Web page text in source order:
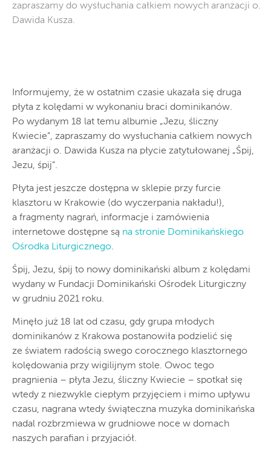
zapraszamy do wysłuchania całkiem nowych aranżacji o.
Dawida Kusza.
Informujemy, że w ostatnim czasie ukazała się druga
płyta z kolędami w wykonaniu braci dominikanów.
Po wydanym 18 lat temu albumie „Jezu, śliczny
Kwiecie”, zapraszamy do wysłuchania całkiem nowych
aranżacji o. Dawida Kusza na płycie zatytułowanej „Śpij,
Jezu, śpij”.
Płyta jest jeszcze dostępna w sklepie przy furcie
klasztoru w Krakowie (do wyczerpania nakładu!),
a fragmenty nagrań, informacje i zamówienia
internetowe dostępne są na stronie Dominikańskiego
Ośrodka Liturgicznego.
Śpij, Jezu, śpij to nowy dominikański album z kolędami
wydany w Fundacji Dominikański Ośrodek Liturgiczny
w grudniu 2021 roku.
Minęło już 18 lat od czasu, gdy grupa młodych
dominikanów z Krakowa postanowiła podzielić się
ze światem radością swego corocznego klasztornego
kolędowania przy wigilijnym stole. Owoc tego
pragnienia – płyta Jezu, śliczny Kwiecie – spotkał się
wtedy z niezwykle ciepłym przyjęciem i mimo upływu
czasu, nagrana wtedy świąteczna muzyka dominikańska
nadal rozbrzmiewa w grudniowe noce w domach
naszych parafian i przyjaciół.